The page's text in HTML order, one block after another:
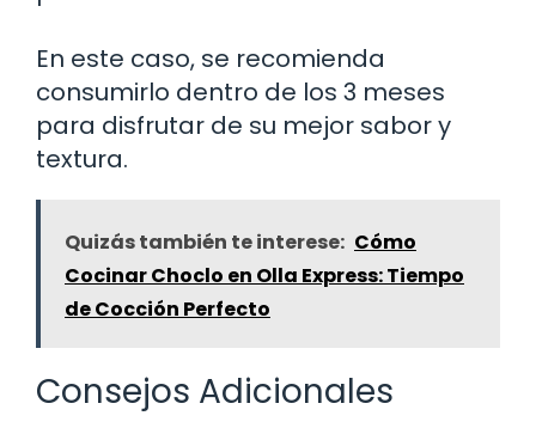
En este caso, se recomienda
consumirlo dentro de los 3 meses
para disfrutar de su mejor sabor y
textura.
Quizás también te interese: Cómo
Cocinar Choclo en Olla Express: Tiempo
de Cocción Perfecto
Consejos Adicionales